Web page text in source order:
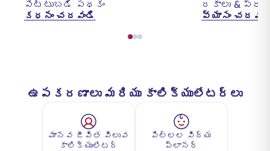
పెట్టుబడి పథకం
కధనం చదవండి
రకాలు &
వ్యాసం
ఉపకరణాలు మరియు కాలిక్యులేటర్లు
మానవ జీవిత విలువ
కాలిక్యులేటర్
పిల్లల విద్య
ప్లానర్